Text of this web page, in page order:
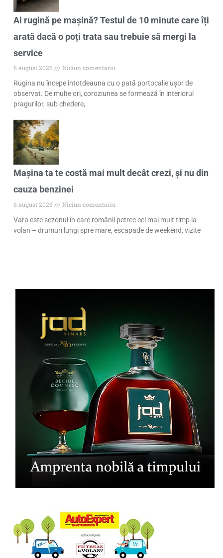
Ai rugină pe mașină? Testul de 10 minute care îți
arată dacă o poți trata sau trebuie să mergi la
service
6 august 2026
Niciun comentariu
Rugina nu începe întotdeauna cu o pată portocalie ușor de
observat. De multe ori, coroziunea se formează în interiorul
pragurilor, sub chedere,
Mașina ta te costă mai mult decât crezi, și nu din
cauza benzinei
6 august 2026
Niciun comentariu
Vara este sezonul în care românii petrec cel mai mult timp la
volan – drumuri lungi spre mare, escapade de weekend, vizite